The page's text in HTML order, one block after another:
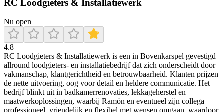
RC Loodgieters & Installatiewerk
Nu open
4.8
RC Loodgieters & Installatiewerk is een in Bovenkarspel gevestigd
allround loodgieters- en installatiebedrijf dat zich onderscheidt door
vakmanschap, klantgerichtheid en betrouwbaarheid. Klanten prijzen
de nette uitvoering, oog voor detail en heldere communicatie. Het
bedrijf blinkt uit in badkamerrenovaties, lekkageherstel en
maatwerkoplossingen, waarbij Ramón en eventueel zijn collega